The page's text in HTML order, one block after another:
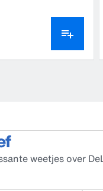
weetjes over